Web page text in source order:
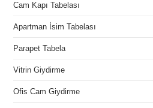
Cam Kapı Tabelası
Apartman İsim Tabelası
Parapet Tabela
Vitrin Giydirme
Ofis Cam Giydirme